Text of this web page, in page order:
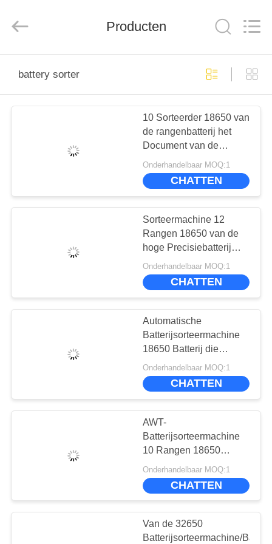
PRODUCTEN
FABRIEKSREIS
KWALITEITSCONTROLE
ONS
PRATEN.
SITEMAP
POLICY
Intelligent
Equipment
Producten
battery sorter
10 Sorteerder 18650 van
de rangenbatterij het
Document van de
Batterijcelisolatie het
Plakken en
Sorteermachine
Onderhandelbaar MOQ:1
CHATTEN
Sorteermachine 12
Rangen 18650 van de
hoge Precisiebatterij
Batterij die
Sorteermachine sorteren
Onderhandelbaar MOQ:1
CHATTEN
Automatische
Batterijsorteermachine
18650 Batterij die
Sorteermachine 10
sorteren rangen
Onderhandelbaar MOQ:1
CHATTEN
AWT-
Batterijsorteermachine
10 Rangen 18650
Isolatiedocument
Plakkende Machine
Onderhandelbaar MOQ:1
CHATTEN
Van de 32650
Batterijsorteermachine/